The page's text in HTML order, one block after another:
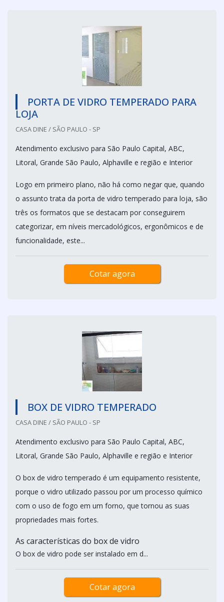
PORTA DE VIDRO TEMPERADO PARA
LOJA
CASA DINE / SÃO PAULO - SP
Atendimento exclusivo para São Paulo Capital, ABC,
Litoral, Grande São Paulo, Alphaville e região e Interior
Logo em primeiro plano, não há como negar que, quando
o assunto trata da porta de vidro temperado para loja, são
três os formatos que se destacam por conseguirem
categorizar, em níveis mercadológicos, ergonômicos e de
funcionalidade, este...
Cotar agora
BOX DE VIDRO TEMPERADO
CASA DINE / SÃO PAULO - SP
Atendimento exclusivo para São Paulo Capital, ABC,
Litoral, Grande São Paulo, Alphaville e região e Interior
O box de vidro temperado é um equipamento resistente,
porque o vidro utilizado passou por um processo químico
com o uso de fogo em um forno, que tornou as suas
propriedades mais fortes.
As características do box de vidro
O box de vidro pode ser instalado em d...
Cotar agora